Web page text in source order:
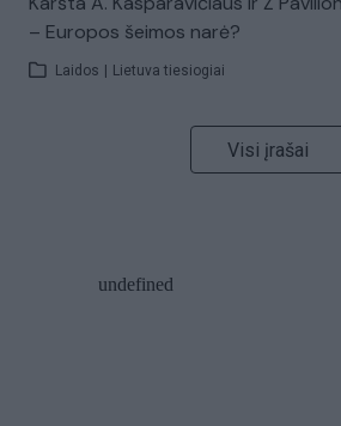
– Europos šeimos narė?
Laidos Lietuva tiesiogiai
Visi įrašai